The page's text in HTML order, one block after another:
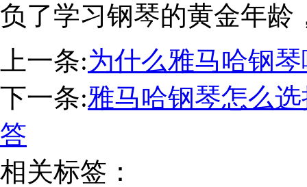
负了学习钢琴的黄金年龄
上一条:为什么雅马哈钢
下一条:雅马哈钢琴怎么
答
相关标签：